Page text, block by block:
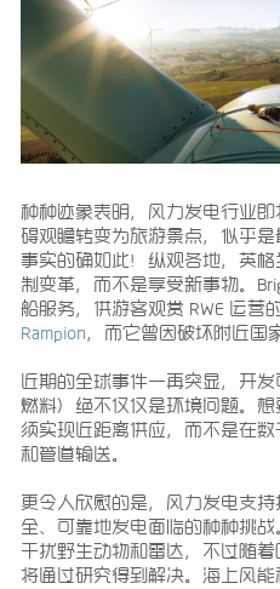
种种迹象表明，风力发电行业
碍观瞻转变为旅游景点，似乎
事实的确如此！纵观各地，英
制变革，而不是享受新事物。
船服务，供游客观赏 RWE 运营
Rampion ，而它曾因破坏附近国
近期的全球事件一再突显，开
燃料）绝不仅仅是环境问题。
须实现近距离供应，而不是在
和管道输送。
更令人欣慰的是，风力发电支
全、可靠地发电面临的种种挑
干扰野生动物和雷达，不过随
将通过研究得到解决。海上风